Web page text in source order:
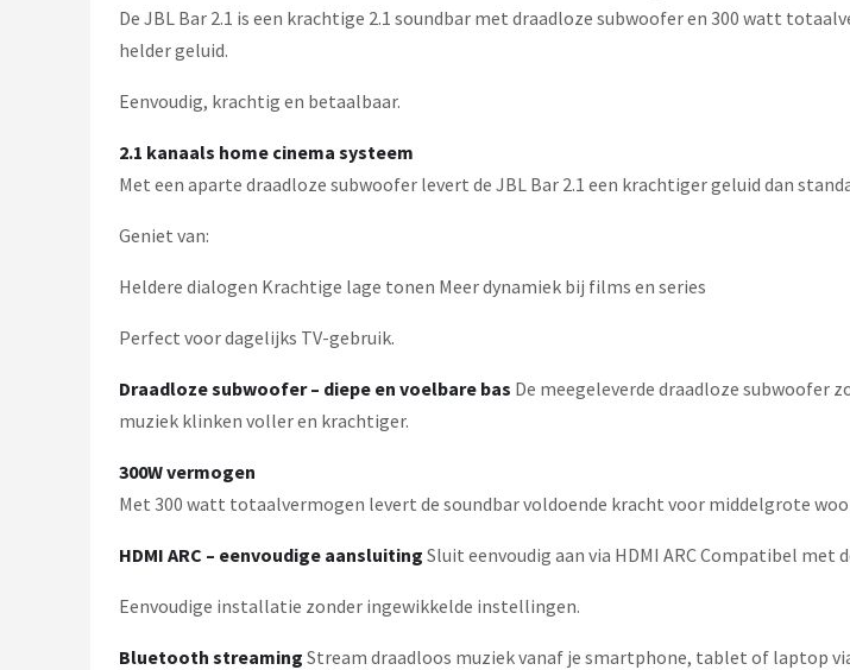
UltimeaDe JBL Bar 2.1 is een krachtige 2.1 soundbar met draadloze subwoofer en 300 watt
helder geluid.
Eenvoudig, krachtig en betaalbaar.
2.1 kanaals home cinema systeem
Met een aparte draadloze subwoofer levert de JBL Bar 2.1 een krachtiger geluid dan
Geniet van:
Heldere dialogen Krachtige lage tonen Meer dynamiek bij films en series
Perfect voor dagelijks TV-gebruik.
Draadloze subwoofer – diepe en voelbare bas De meegeleverde draadloze subwoofer
muziek klinken voller en krachtiger.
300W vermogen
Met 300 watt totaalvermogen levert de soundbar voldoende kracht voor middelgrote
HDMI ARC – eenvoudige aansluiting Sluit eenvoudig aan via HDMI ARC Compatibel met
Eenvoudige installatie zonder ingewikkelde instellingen.
Bluetooth streaming Stream draadloos muziek vanaf je smartphone, tablet of laptop